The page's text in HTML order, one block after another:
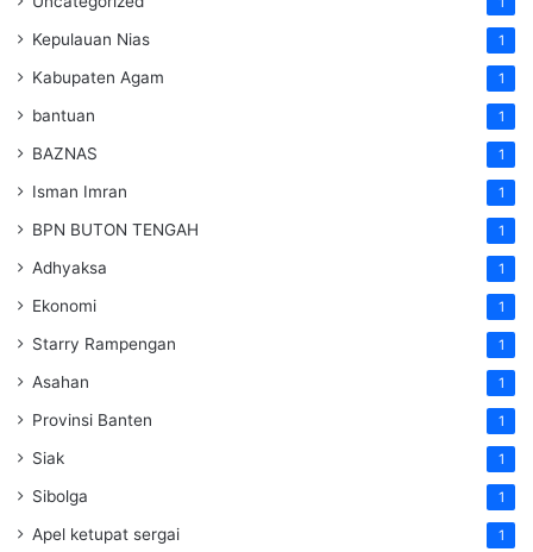
Kepulauan Nias 1
Kabupaten Agam 1
bantuan 1
BAZNAS 1
Isman Imran 1
BPN BUTON TENGAH 1
Adhyaksa 1
Ekonomi 1
Starry Rampengan 1
Asahan 1
Provinsi Banten 1
Siak 1
Sibolga 1
Apel ketupat sergai 1